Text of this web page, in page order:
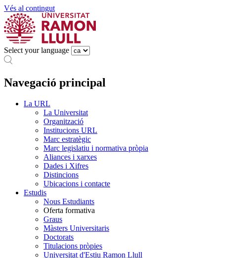
Vés al contingut
Select your language
Navegació principal
La URL
La Universitat
Organització
Institucions URL
Marc estratègic
Marc legislatiu i normativa pròpia
Aliances i xarxes
Dades i Xifres
Distincions
Ubicacions i contacte
Estudis
Nous Estudiants
Oferta formativa
Graus
Màsters Universitaris
Doctorats
Titulacions pròpies
Universitat d'Estiu Ramon Llull